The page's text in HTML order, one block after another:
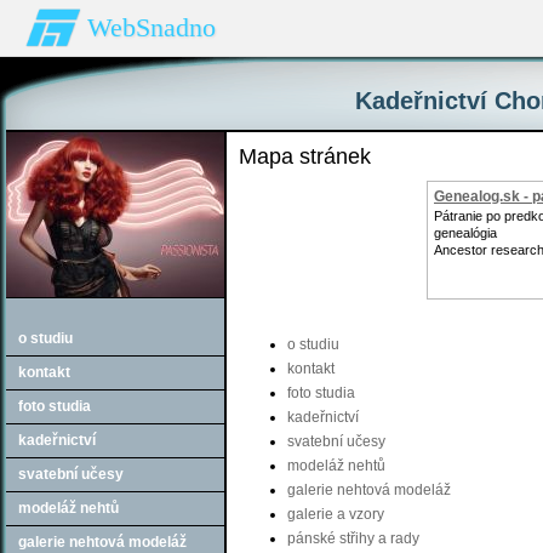
WebSnadno
Kadeřnictví
o studiu
kontakt
foto studia
kadeřnictví
svatební učesy
modeláž nehtů
galerie nehtová modeláž
Mapa stránek
Genealog.sk -
Pátranie po
genealógia
Ancestor
o studiu
kontakt
foto studia
kadeřnictví
svatební učesy
modeláž nehtů
galerie nehtová modeláž
galerie a vzory
pánské střihy a rady